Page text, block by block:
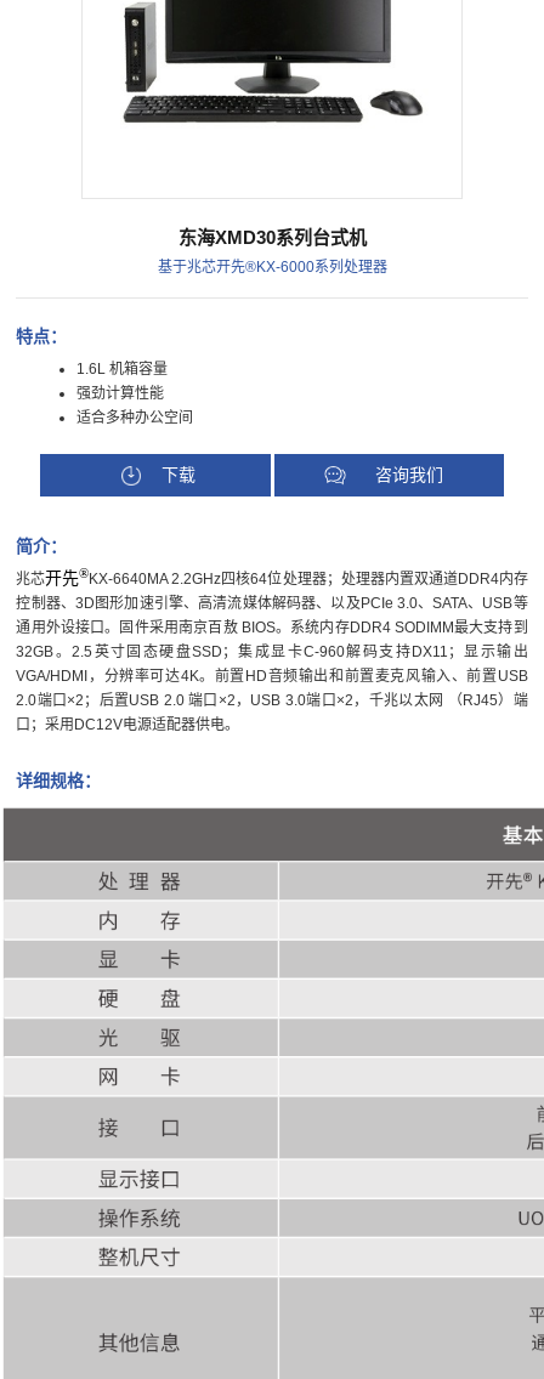
东海XMD30系列台式机
基于兆芯开先®KX-6000系列处理器
特点：
1.6L 机箱容量
强劲计算性能
适合多种办公空间
下载 咨询我们
简介：
兆芯开先®KX-6640MA 2.2GHz四核64位处理器；处理器内置双通道DDR4内存
控制器、3D图形加速引擎、高清流媒体解码器、以及PCIe 3.0、SATA、USB等
通用外设接口。固件采用南京百敖 BIOS。系统内存DDR4 SODIMM最大支持到
32GB。2.5英寸固态硬盘SSD；集成显卡C-960解码支持DX11；显示输出
VGA/HDMI，分辨率可达4K。前置HD音频输出和前置麦克风输入、前置USB
2.0端口×2；后置USB 2.0 端口×2，USB 3.0端口×2，千兆以太网 （RJ45）端
口；采用DC12V电源适配器供电。
详细规格：